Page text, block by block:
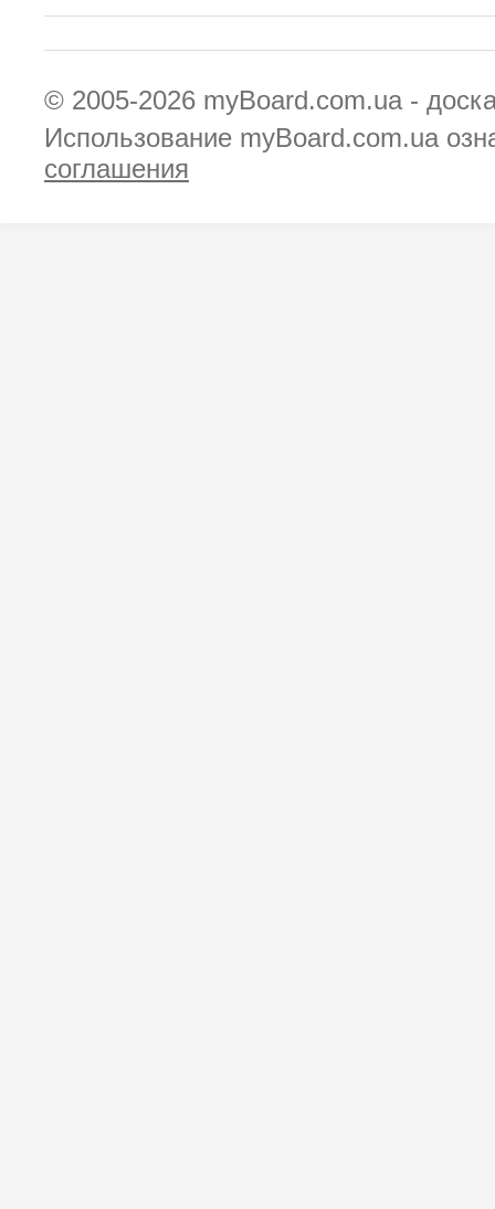
© 2005-2026 myBoard.com.ua -
Использование myBoard.com.ua
соглашения